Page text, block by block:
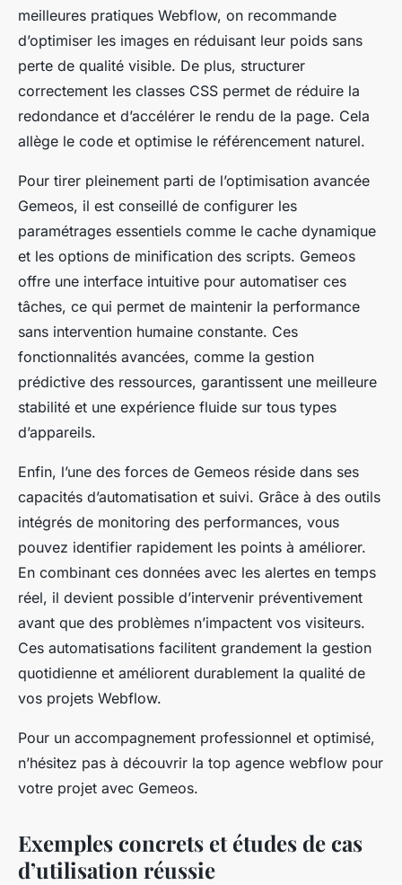
meilleures pratiques Webflow, on recommande
d’optimiser les images en réduisant leur poids sans
perte de qualité visible. De plus, structurer
correctement les classes CSS permet de réduire la
redondance et d’accélérer le rendu de la page. Cela
allège le code et optimise le référencement naturel.
Pour tirer pleinement parti de l’optimisation avancée
Gemeos, il est conseillé de configurer les
paramétrages essentiels comme le cache dynamique
et les options de minification des scripts. Gemeos
offre une interface intuitive pour automatiser ces
tâches, ce qui permet de maintenir la performance
sans intervention humaine constante. Ces
fonctionnalités avancées, comme la gestion
prédictive des ressources, garantissent une meilleure
stabilité et une expérience fluide sur tous types
d’appareils.
Enfin, l’une des forces de Gemeos réside dans ses
capacités d’automatisation et suivi. Grâce à des outils
intégrés de monitoring des performances, vous
pouvez identifier rapidement les points à améliorer.
En combinant ces données avec les alertes en temps
réel, il devient possible d’intervenir préventivement
avant que des problèmes n’impactent vos visiteurs.
Ces automatisations facilitent grandement la gestion
quotidienne et améliorent durablement la qualité de
vos projets Webflow.
Pour un accompagnement professionnel et optimisé,
n’hésitez pas à découvrir la top agence webflow pour
votre projet avec Gemeos.
Exemples concrets et études de cas
d’utilisation réussie